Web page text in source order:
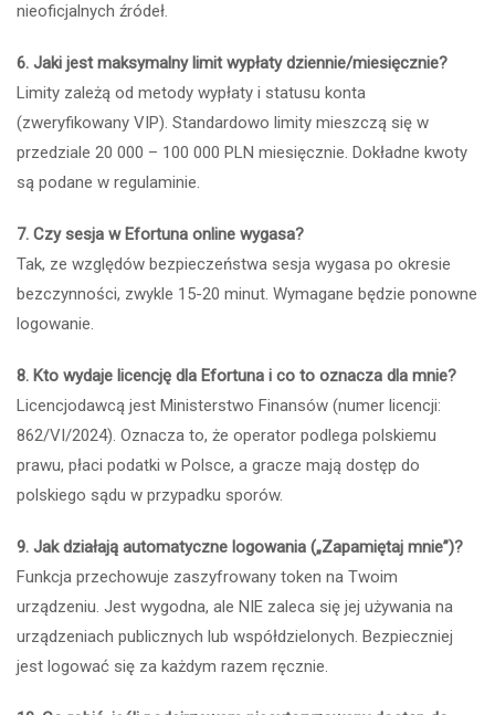
nieoficjalnych źródeł.
6. Jaki jest maksymalny limit wypłaty dziennie/miesięcznie?
Limity zależą od metody wypłaty i statusu konta
(zweryfikowany VIP). Standardowo limity mieszczą się w
przedziale 20 000 – 100 000 PLN miesięcznie. Dokładne kwoty
są podane w regulaminie.
7. Czy sesja w Efortuna online wygasa?
Tak, ze względów bezpieczeństwa sesja wygasa po okresie
bezczynności, zwykle 15-20 minut. Wymagane będzie ponowne
logowanie.
8. Kto wydaje licencję dla Efortuna i co to oznacza dla mnie?
Licencjodawcą jest Ministerstwo Finansów (numer licencji:
862/VI/2024). Oznacza to, że operator podlega polskiemu
prawu, płaci podatki w Polsce, a gracze mają dostęp do
polskiego sądu w przypadku sporów.
9. Jak działają automatyczne logowania („Zapamiętaj mnie”)?
Funkcja przechowuje zaszyfrowany token na Twoim
urządzeniu. Jest wygodna, ale NIE zaleca się jej używania na
urządzeniach publicznych lub współdzielonych. Bezpieczniej
jest logować się za każdym razem ręcznie.